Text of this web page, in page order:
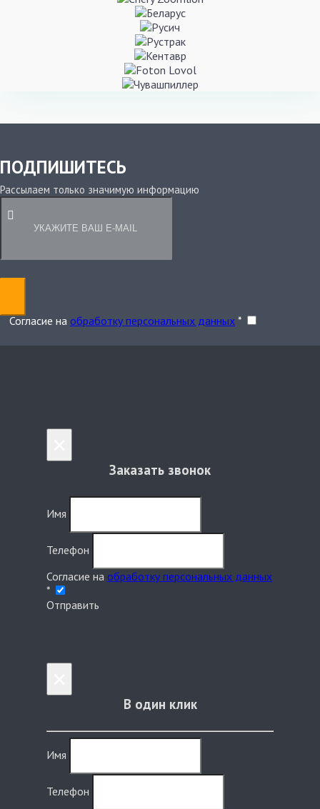
ПОДПИШИТЕСЬ
Рассылаем только значимую информацию
Согласие на обработку персональных данных *
Заказать звонок
Имя
Телефон
Согласие на обработку персональных данных
*
Отправить
В один клик
Имя
Телефон